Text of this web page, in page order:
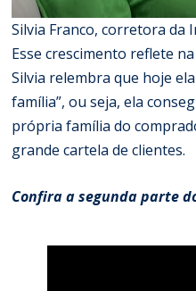
Silvia Franco, corretora da
Esse crescimento reflete
Silvia relembra que hoje
família”, ou seja, ela
própria família do
grande cartela de clientes.
Confira a segunda parte